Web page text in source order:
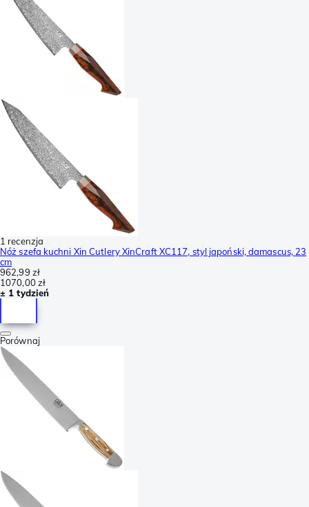
1 recenzja
Nóż szefa kuchni Xin Cutlery XinCraft XC117, styl japoński, damascus, 23
cm
962,99 zł
1070,00 zł
± 1 tydzień
Porównaj